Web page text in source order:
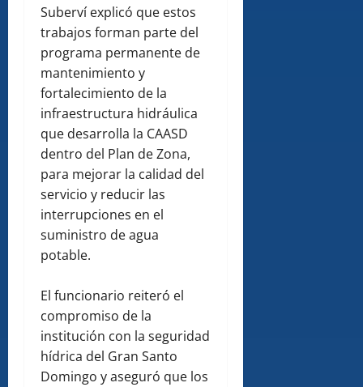
Suberví explicó que estos
trabajos forman parte del
programa permanente de
mantenimiento y
fortalecimiento de la
infraestructura hidráulica
que desarrolla la CAASD
dentro del Plan de Zona,
para mejorar la calidad del
servicio y reducir las
interrupciones en el
suministro de agua
potable.
El funcionario reiteró el
compromiso de la
institución con la seguridad
hídrica del Gran Santo
Domingo y aseguró que los